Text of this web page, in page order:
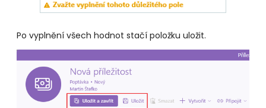
Po vyplnění všech hodnot stačí položku uložit.